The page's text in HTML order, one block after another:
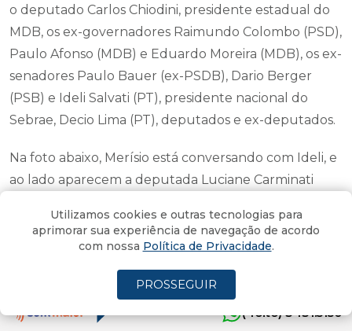
o deputado Carlos Chiodini, presidente estadual do
MDB, os ex-governadores Raimundo Colombo (PSD),
Paulo Afonso (MDB) e Eduardo Moreira (MDB), os ex-
senadores Paulo Bauer (ex-PSDB), Dario Berger
(PSB) e Ideli Salvati (PT), presidente nacional do
Sebrae, Decio Lima (PT), deputados e ex-deputados.
Na foto abaixo, Merísio está conversando com Ideli, e
ao lado aparecem a deputada Luciane Carminati
(PT) e a deputada Ana Paula (PT).
(4oito) 3431.5150
Utilizamos cookies e outras tecnologias para
aprimorar sua experiência de navegação de acordo
com nossa Política de Privacidade.
PROSSEGUIR